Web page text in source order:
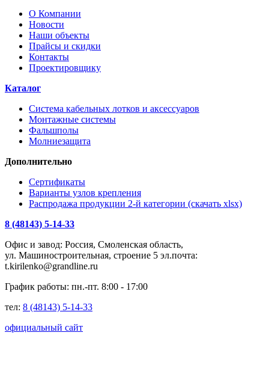
О Компании
Новости
Наши объекты
Прайсы и скидки
Контакты
Проектировщику
Каталог
Система кабельных лотков и аксессуаров
Монтажные системы
Фальшполы
Молниезащита
Дополнительно
Сертификаты
Варианты узлов крепления
Распродажа продукции 2-й категории (скачать xlsx)
8 (48143) 5-14-33
Офис и завод: Россия, Смоленская область,
ул. Машиностроительная, строение 5 эл.почта:
t.kirilenko@grandline.ru
График работы: пн.-пт. 8:00 - 17:00
тел: 8 (48143) 5-14-33
официальный сайт